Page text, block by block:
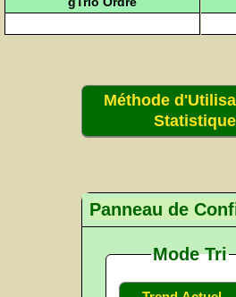
Méthode
Panneau de
Mode Tri